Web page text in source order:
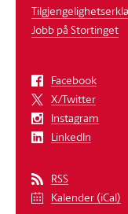
Jobb på Stortinget
Facebook
X/Twitter
Instagram
LinkedIn
RSS
Kalender (iCal)